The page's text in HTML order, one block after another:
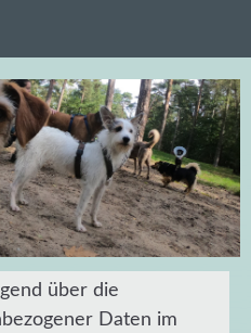
über die
Daten im